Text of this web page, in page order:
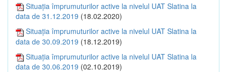
Situația împrumuturilor active la nivelul UAT Slatina la
data de 31.12.2019 (18.02.2020)
Situația împrumuturilor active la nivelul UAT Slatina la
data de 30.09.2019 (18.12.2019)
Situația împrumuturilor active la nivelul UAT Slatina la
data de 30.06.2019 (02.10.2019)